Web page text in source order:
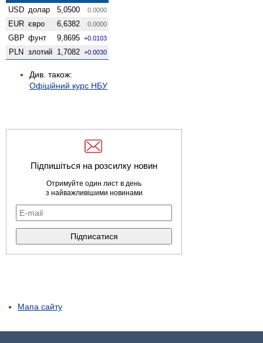
USD долар 5,0500 0.0000
EUR євро 6,6382 0.0000
GBP фунт 9,8695 +0.0103
PLN злотий 1,7082 +0.0030
Див. також:
Офіційний курс НБУ
Підпишіться на розсилку новин
Отримуйте один лист в день
з найважливішими новинами
Мапа сайту